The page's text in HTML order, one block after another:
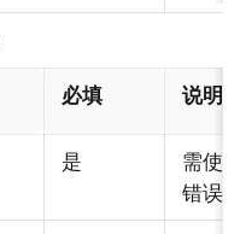
必填 说明
是
需使
错误